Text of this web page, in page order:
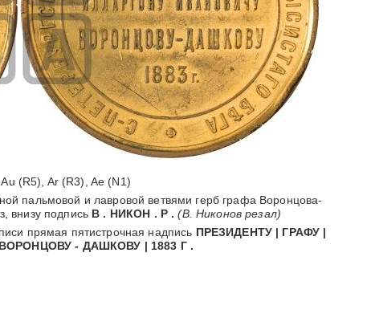
(R5), Ar (R3), Ae (N1)
пальмовой и лавровой ветвями герб графа Воронцова-
внизу подпись В . НИКОН . Р . (В. Никонов резал)
прямая пятистрочная надпись ПРЕЗИДЕНТУ | ГРАФУ |
- ДАШКОВУ | 1883 Г .